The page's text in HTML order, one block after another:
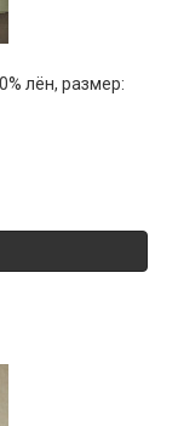
лён, размер: